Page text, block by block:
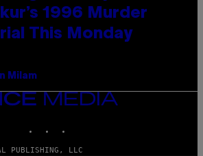
1996 Murder
This Monday
Milam
PUBLISHING, LLC